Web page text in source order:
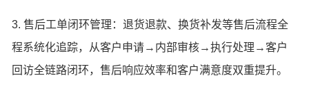
3. 售后工单闭环管理：退货退款、换货补发等售后流程全
程系统化追踪，从客户申请→内部审核→执行处理→客户
回访全链路闭环，售后响应效率和客户满意度双重提升。